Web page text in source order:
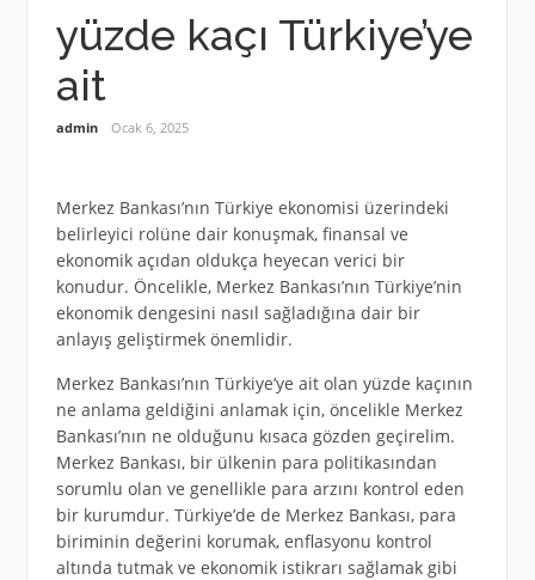
yüzde kaçı Türkiye’ye
ait
admin Ocak 6, 2025
Merkez Bankası’nın Türkiye ekonomisi üzerindeki
belirleyici rolüne dair konuşmak, finansal ve
ekonomik açıdan oldukça heyecan verici bir
konudur. Öncelikle, Merkez Bankası’nın Türkiye’nin
ekonomik dengesini nasıl sağladığına dair bir
anlayış geliştirmek önemlidir.
Merkez Bankası’nın Türkiye’ye ait olan yüzde kaçının
ne anlama geldiğini anlamak için, öncelikle Merkez
Bankası’nın ne olduğunu kısaca gözden geçirelim.
Merkez Bankası, bir ülkenin para politikasından
sorumlu olan ve genellikle para arzını kontrol eden
bir kurumdur. Türkiye’de de Merkez Bankası, para
biriminin değerini korumak, enflasyonu kontrol
altında tutmak ve ekonomik istikrarı sağlamak gibi